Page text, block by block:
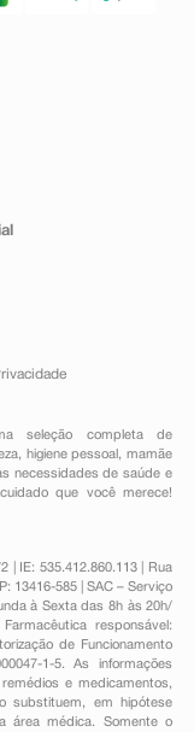
seleção completa de
, higiene pessoal ,mamãe
necessidades de saúde e
que você merece!
| IE: 535.412.860.113 | Rua
13416-585 | SAC – Serviço
à Sexta das 8h às 20h/
responsável:
de Funcionamento
1-5. As informações
e medicamentos,
substituem, em hipótese
área médica. Somente o